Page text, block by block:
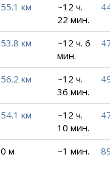
55.1 км
~12 ч.
22 мин.
53.8 км
~12 ч. 6
мин.
56.2 км
~12 ч.
36 мин.
54.1 км
~12 ч.
10 мин.
0 м ~1 мин.